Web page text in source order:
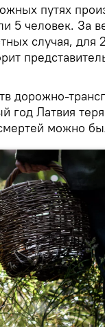
путях
5 человек. За
случая, для
дорожно-
год Латвия
можно